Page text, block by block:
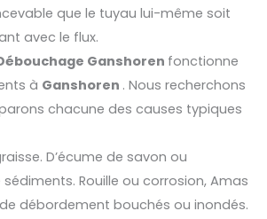
que le tuyau lui-même soit
avec le flux.
Ganshoren fonctionne
à Ganshoren . Nous recherchons
chacune des causes typiques
D’écume de savon ou
Rouille ou corrosion, Amas
débordement bouchés ou inondés.